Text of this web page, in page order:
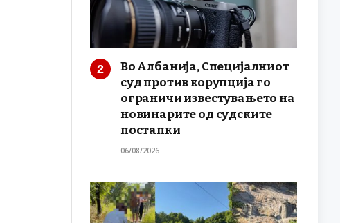
Во Албанија, Специјалниот
суд против корупција го
ограничи известувањето на
новинарите од судските
постапки
06/08/2026